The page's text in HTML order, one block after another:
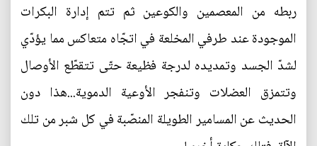
ربطه من المعصمين والكوعين ثم تتم إدارة البكرات
الموجودة عند طرفي المخلعة في اتجّاه متعاكس مما يؤدّي
لشدّ الجسد وتمديده لدرجة فظيعة حتّى تتقطّع الأوصال
وتتمزق العضلات وتنفجر الأوعية الدموية...هذا دون
الحديث عن المسامير الطويلة المنصّبة في كل شبر من تلك